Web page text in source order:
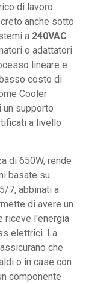
di lavoro:
anche sotto
a 240VAC
o adattatori
lineare e
costo di
Cooler
supporto
a livello
di 650W, rende
basate su
7, abbinati a
di avere un
riceve l'energia
elettrici. La
che
o in case con
componente